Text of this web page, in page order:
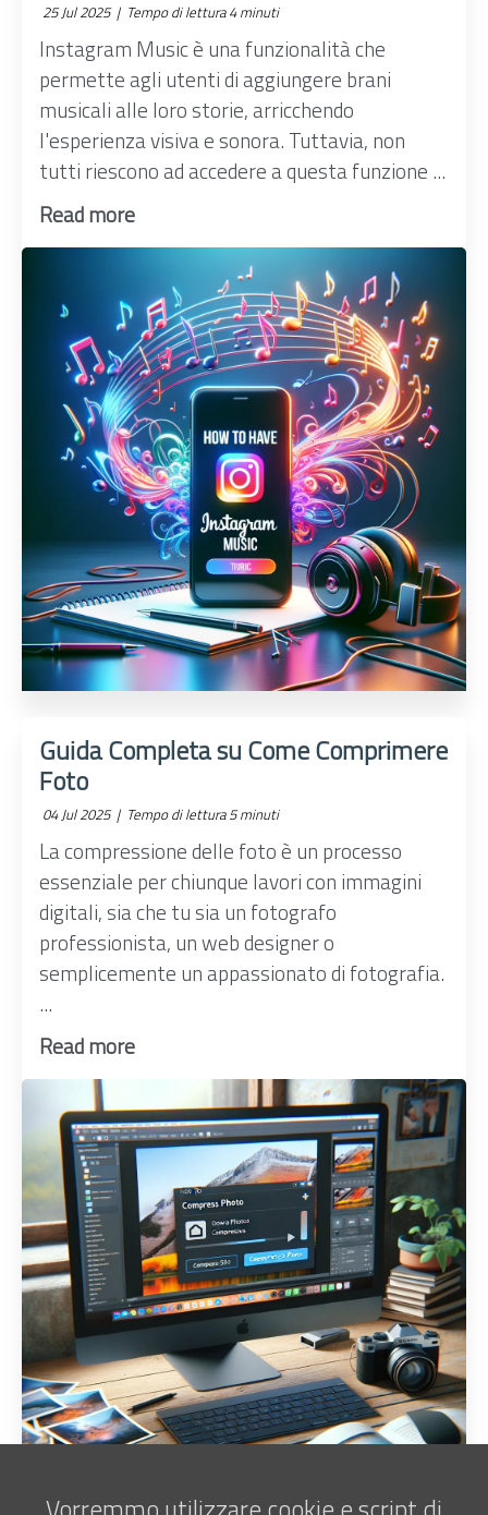
25 Jul 2025 | Tempo di lettura 4 minuti
Instagram Music è una funzionalità che
permette agli utenti di aggiungere brani
musicali alle loro storie, arricchendo
l'esperienza visiva e sonora. Tuttavia, non
tutti riescono ad accedere a questa funzione ...
Read more
Guida Completa su Come Comprimere
Foto
04 Jul 2025 | Tempo di lettura 5 minuti
La compressione delle foto è un processo
essenziale per chiunque lavori con immagini
digitali, sia che tu sia un fotografo
professionista, un web designer o
semplicemente un appassionato di fotografia.
...
Read more